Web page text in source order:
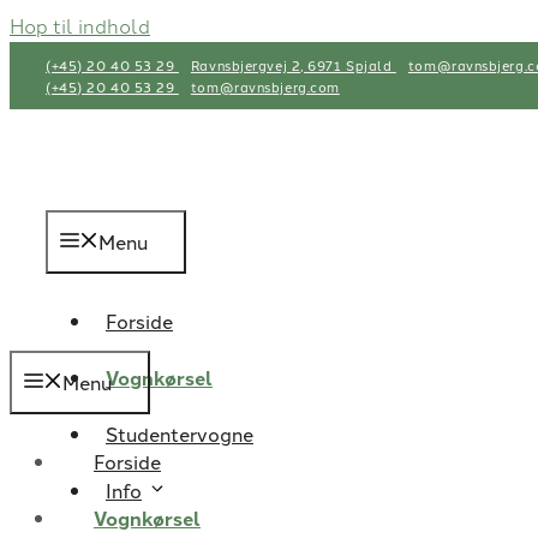
Hop til indhold
(+45) 20 40 53 29 Ravnsbjergvej 2, 6971 Spjald
(+45) 20 40 53 29
tom@ravnsbjerg.com
Menu
Forside
Vognkørsel
Studentervogne
Info
Menu
Forside
Vognkørsel